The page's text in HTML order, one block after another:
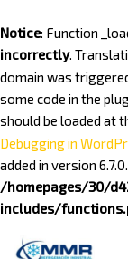
Notice: Function
incorrectly.
domain was
some code in the
should be loaded at
Debugging in
added in version
/homepages/30/
includes/